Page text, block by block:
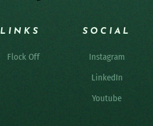
LINKS
Flock Off
SOCIAL
Instagram
LinkedIn
Youtube